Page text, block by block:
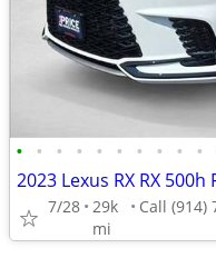
• • • • • • • • • •
7/28 29k
mi